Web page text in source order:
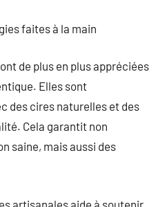
faites à la main
de plus en plus appréciées
Elles sont
des cires naturelles et des
Cela garantit non
saine, mais aussi des
artisanales aide à soutenir